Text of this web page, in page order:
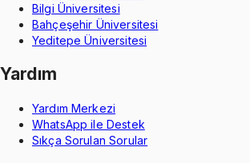
Bilgi Üniversitesi
Bahçeşehir Üniversitesi
Yeditepe Üniversitesi
Yardım
Yardım Merkezi
WhatsApp ile Destek
Sıkça Sorulan Sorular